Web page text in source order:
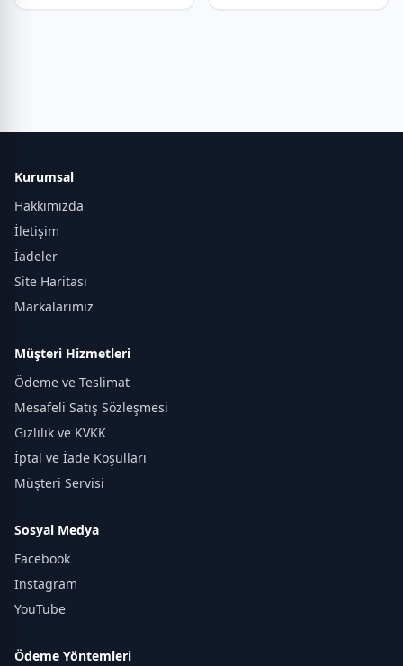
Kurumsal
Hakkımızda
İletişim
İadeler
Site Haritası
Markalarımız
Müşteri Hizmetleri
Ödeme ve Teslimat
Mesafeli Satış Sözleşmesi
Gizlilik ve KVKK
İptal ve İade Koşulları
Müşteri Servisi
Sosyal Medya
Facebook
Instagram
YouTube
Ödeme Yöntemleri